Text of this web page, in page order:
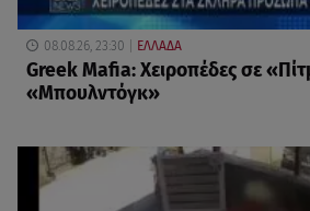
08.08.26, 23:30 ΕΛΛΑΔΑ
Greek Mafia: Χειροπέδες σε
«Μπουλντόγκ»